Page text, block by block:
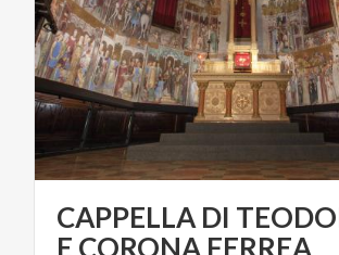
CAPPELLA DI
E CORONA FERREA